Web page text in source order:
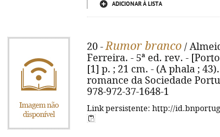
ADICIONAR À LISTA
20 -Rumor branco /
Ferreira. - 5ª ed. rev. -
[1] p. ; 21 cm. - (A phala ;
romance da Sociedade
978-972-37-1648-1
Link persistente: http://